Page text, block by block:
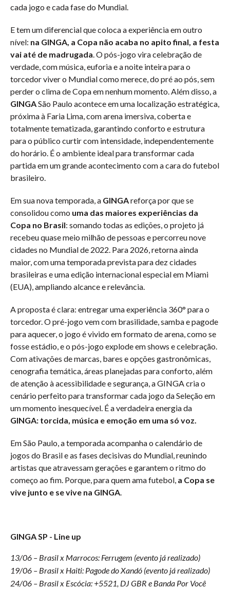
cada jogo e cada fase do Mundial.
E tem um diferencial que coloca a experiência em outro
nível: na GINGA, a Copa não acaba no apito final, a festa
vai até de madrugada. O pós-jogo vira celebração de
verdade, com música, euforia e a noite inteira para o
torcedor viver o Mundial como merece, do pré ao pós, sem
perder o clima de Copa em nenhum momento. Além disso, a
GINGASão Paulo acontece em uma localização estratégica,
próxima à Faria Lima, com arena imersiva, coberta e
totalmente tematizada, garantindo conforto e estrutura
para o público curtir com intensidade, independentemente
do horário. É o ambiente ideal para transformar cada
partida em um grande acontecimento com a cara do futebol
brasileiro.
Em sua nova temporada, a GINGAreforça por que se
consolidou como uma das maiores experiências da
Copa no Brasil: somando todas as edições, o projeto já
recebeu quase meio milhão de pessoas e percorreu nove
cidades no Mundial de 2022. Para 2026, retorna ainda
maior, com uma temporada prevista para dez cidades
brasileiras e uma edição internacional especial em Miami
(EUA), ampliando alcance e relevância.
A proposta é clara: entregar uma experiência 360° para o
torcedor. O pré-jogo vem com brasilidade, samba e pagode
para aquecer, o jogo é vivido em formato de arena, como se
fosse estádio, e o pós-jogo explode em shows e celebração.
Com ativações de marcas, bares e opções gastronômicas,
cenografia temática, áreas planejadas para conforto, além
de atenção à acessibilidade e segurança, a GINGA cria o
cenário perfeito para transformar cada jogo da Seleção em
um momento inesquecível. É a verdadeira energia da
GINGA: torcida, música e emoção em uma só voz.
Em São Paulo, a temporada acompanha o calendário de
jogos do Brasil e as fases decisivas do Mundial, reunindo
artistas que atravessam gerações e garantem o ritmo do
começo ao fim. Porque, para quem ama futebol, a Copa se
vive junto e se vive na GINGA.
GINGA SP - Line up
13/06 – Brasil x Marrocos: Ferrugem (evento já realizado)
19/06 – Brasil x Haiti: Pagode do Xandó (evento já realizado)
24/06 – Brasil x Escócia: +5521, DJ GBR e Banda Por Você